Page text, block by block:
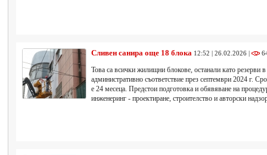
Сливен санира още 18 блока 12:52 | 26.02.2026 |
Това са всички жилищни блокове, останали като резерви
административно съответствие през септември 2024 г.
е 24 месеца. Предстои подготовка и обявяване на
инженеринг - проектиране, строителство и авторски